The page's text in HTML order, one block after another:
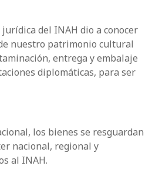
del INAH dio a conocer
nuestro patrimonio cultural
entrega y embalaje
diplomáticas, para ser
los bienes se resguardan
nacional, regional y
al INAH.